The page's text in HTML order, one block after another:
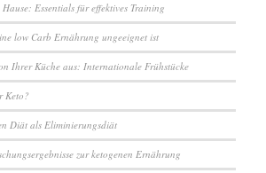
Essentials für effektives Training
low Carb Ernährung ungeeignet ist
Ihrer Küche aus: Internationale Frühstücke
Keto?
Diät als Eliminierungsdiät
zur ketogenen Ernährung